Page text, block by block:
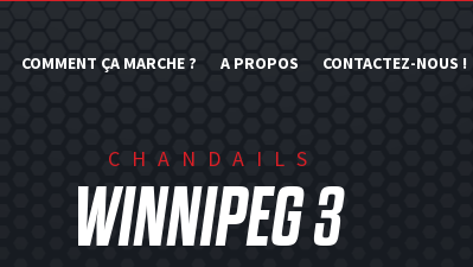
COMMENT ÇA MARCHE ? A PROPOS CONTACTEZ-NOUS !
CHANDAILS
WINNIPEG 3